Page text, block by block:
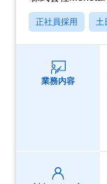
正社員採用 土
業務内容